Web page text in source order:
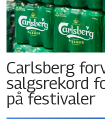
Carlsberg
salgsrekord
på festivaler